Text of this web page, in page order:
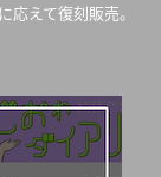
応えて復刻販売。